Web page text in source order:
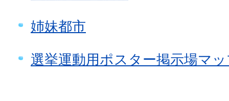
姉妹都市
選挙運動用ポスター掲示場マ